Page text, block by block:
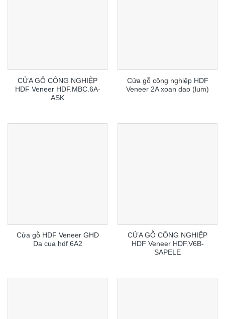
CỬA GỖ CÔNG NGHIỆP
HDF Veneer HDF.MBC.6A-
ASK
Cửa gỗ công nghiệp HDF
Veneer 2A xoan dao (lum)
Cửa gỗ HDF Veneer GHD
Da cua hdf 6A2
CỬA GỖ CÔNG NGHIỆP
HDF Veneer HDF.V6B-
SAPELE